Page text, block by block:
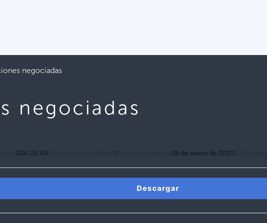
negociadas
negociadas
224.23 KB 1 25 de enero de 2022
Descargar